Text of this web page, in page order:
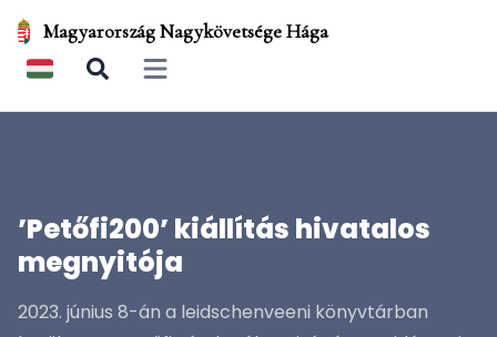
Magyarország Nagykövetsége Hága
Open main menu
’Petőfi200’ kiállítás hivatalos
megnyitója
2023. június 8-án a leidschenveeni könyvtárban